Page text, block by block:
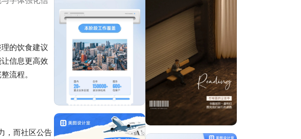
的饮食建议
信息更高效
流程。
，而社区公告